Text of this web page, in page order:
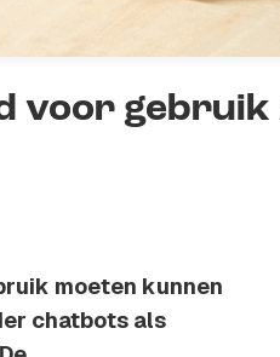
voor gebruik
moeten kunnen
chatbots als